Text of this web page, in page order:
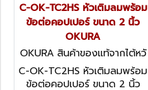
C-OK-TC2HS หัวเติมลมพร้อม
ข้อต่อคอปเปอร์ ขนาด 2 นิ้ว
OKURA
OKURA สินค้าของแท้จากไต้หวั
น C-OK-TC2HS
C-OK-TC2HS หัวเติมลมพร้อม
ข้อต่อคอปเปอร์ ขนาด 2 นิ้ว